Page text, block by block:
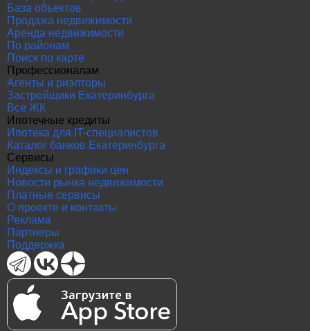
База объектов
Продажа недвижимости
Аренда недвижимости
По районам
Поиск по карте
Профессионалам
Агенты и риэлторы
Застройщики Екатеринбурга
Все ЖК
Ипотечные кредиты
Ипотека для IT-специалистов
Каталог банков Екатеринбурга
Сервисы
Индексы и графики цен
Новости рынка недвижимости
Платные сервисы
О проекте и контакты
Реклама
Партнеры
Поддержка